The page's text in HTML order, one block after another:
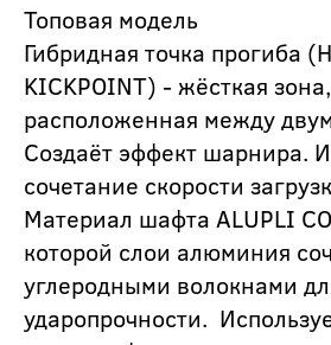
Топовая модель
Гибридная точка прогиба
KICKPOINT) - жёсткая зона,
расположенная между
Создаёт эффект шарнира.
сочетание скорости
Материал шафта ALUPLI
которой слои алюминия
углеродными волокнами
ударопрочности.